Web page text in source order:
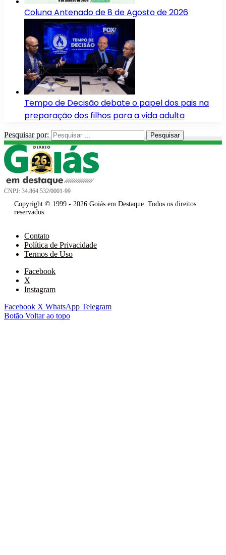
Coluna Antenado de 8 de Agosto de 2026
Tempo de Decisão debate o papel dos pais na
preparação dos filhos para a vida adulta
Pesquisar por:
CNPJ: 34.864.532/0001-99
Copyright © 1999 - 2026 Goiás em Destaque. Todos os direitos
reservados.
Contato
Política de Privacidade
Termos de Uso
Facebook
X
Instagram
Facebook X WhatsApp Telegram
Botão Voltar ao topo